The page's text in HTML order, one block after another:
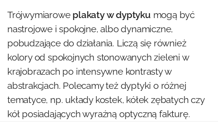
Trójwymiarowe plakaty w dyptyku mogą być
nastrojowe i spokojne, albo dynamiczne,
pobudzające do działania. Liczą się również
kolory od spokojnych stonowanych zieleni w
krajobrazach po intensywne kontrasty w
abstrakcjach. Polecamy też dyptyki o różnej
tematyce, np. układy kostek, kółek zębatych czy
kół posiadających wyraźną optyczną fakturę.